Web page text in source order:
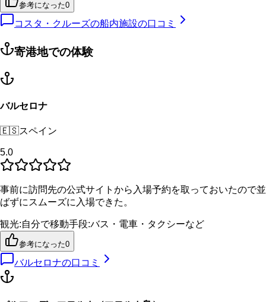
参考になった0
コスタ・クルーズの船内施設の口コミ
寄港地での体験
バルセロナ
🇪🇸スペイン
5.0
事前に訪問先の公式サイトから入場予約を取っておいたので並
ばずにスムーズに入場できた。
観光:自分で移動手段:バス・電車・タクシーなど
参考になった0
バルセロナの口コミ